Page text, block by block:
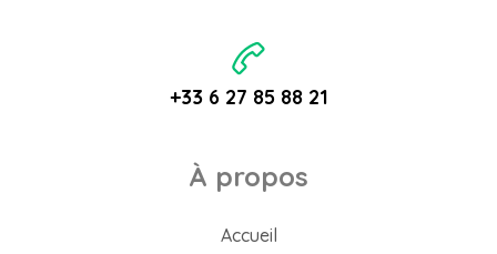
+33 6 27 85 88 21
À propos
Accueil